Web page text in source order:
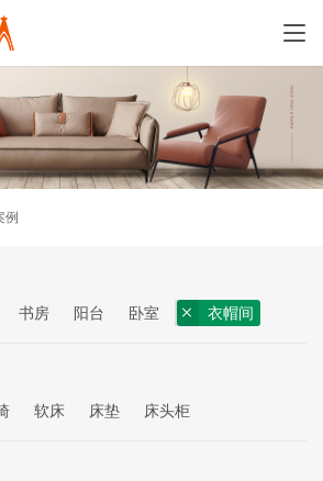
例
书房 阳台 卧室 衣帽间
软床 床垫 床头柜